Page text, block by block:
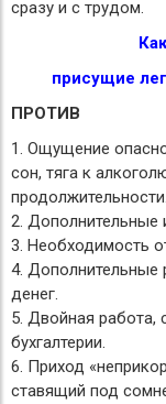
сразу и с трудом.
присущие
ПРОТИВ
1. Ощущение
сон, тяга к
продолжительности.
2. Дополнительные
3. Необходимость
4. Дополнительные
денег.
5. Двойная работа,
бухгалтерии.
6. Приход
ставящий под